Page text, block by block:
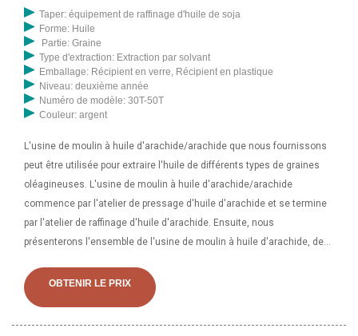
Taper: équipement de raffinage d'huile de soja
Forme: Huile
Partie: Graine
Type d'extraction: Extraction par solvant
Emballage: Récipient en verre, Récipient en plastique
Niveau: deuxième année
Numéro de modèle: 30T-50T
Couleur: argent
L'usine de moulin à huile d'arachide/arachide que nous fournissons
peut être utilisée pour extraire l'huile de différents types de graines
oléagineuses. L'usine de moulin à huile d'arachide/arachide
commence par l'atelier de pressage d'huile d'arachide et se termine
par l'atelier de raffinage d'huile d'arachide. Ensuite, nous
présenterons l'ensemble de l'usine de moulin à huile d'arachide, des
à huile d'arachide ne posent aucun problème. Pourriez-vous nous
confirmer les informations suivantes afin de nous permettre de vous
OBTENIR LE PRIX